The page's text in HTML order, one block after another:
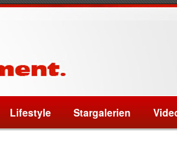
Lifestyle Stargalerien